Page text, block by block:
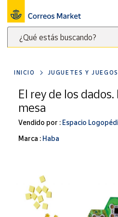
¿Qué estás buscando?
clave
para
buscar
productos
Correos
Menú
Nuestro
catálogo
Alimentación
Bebidas
Ocio y cultura
Juguetes y
Merchandising
Tienda de
INICIO JUGUETES Y JUEGOS
El rey de los
mesa
Vendido por : Espacio
Marca : Haba